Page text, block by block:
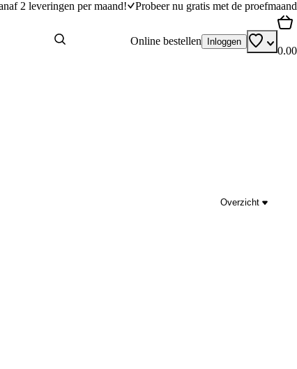
2 leveringen per maand! Probeer nu gratis met de proefmaand
Online bestellen Inloggen
0.00
Overzicht